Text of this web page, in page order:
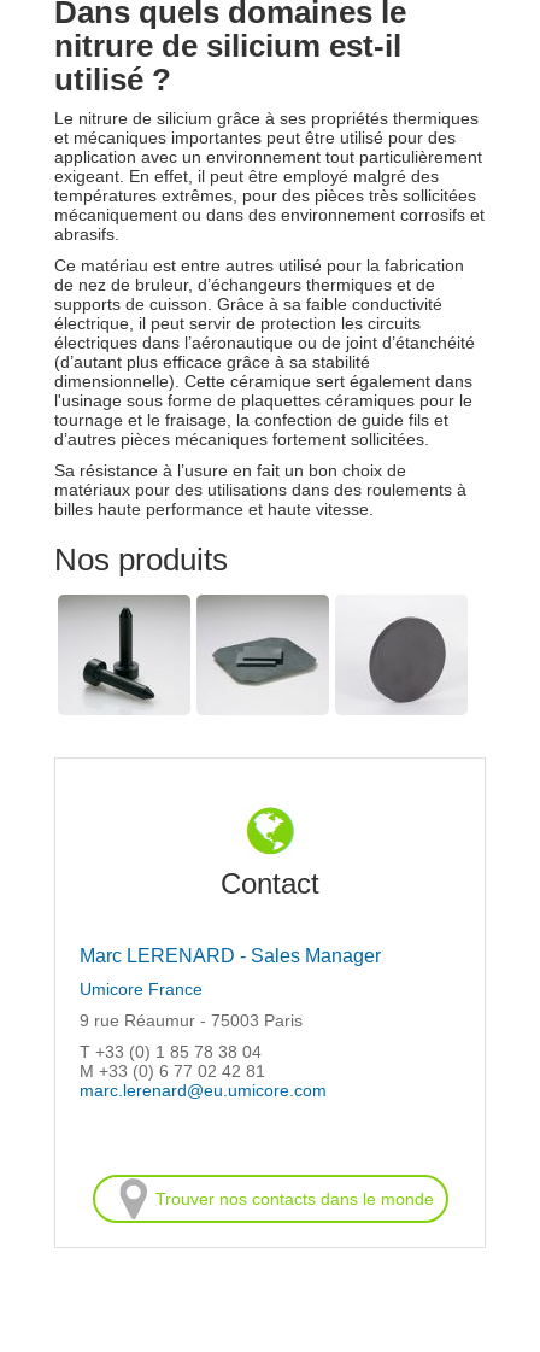
Dans quels domaines le
nitrure de silicium est-il
utilisé ?
Le nitrure de silicium grâce à ses propriétés thermiques
et mécaniques importantes peut être utilisé pour des
application avec un environnement tout particulièrement
exigeant. En effet, il peut être employé malgré des
températures extrêmes, pour des pièces très sollicitées
mécaniquement ou dans des environnement corrosifs et
abrasifs.
Ce matériau est entre autres utilisé pour la fabrication
de nez de bruleur, d’échangeurs thermiques et de
supports de cuisson. Grâce à sa faible conductivité
électrique, il peut servir de protection les circuits
électriques dans l’aéronautique ou de joint d’étanchéité
(d’autant plus efficace grâce à sa stabilité
dimensionnelle). Cette céramique sert également dans
l'usinage sous forme de plaquettes céramiques pour le
tournage et le fraisage, la confection de guide fils et
d’autres pièces mécaniques fortement sollicitées.
Sa résistance à l’usure en fait un bon choix de
matériaux pour des utilisations dans des roulements à
billes haute performance et haute vitesse.
Nos produits
Contact
Marc LERENARD - Sales Manager
Umicore France
9 rue Réaumur - 75003 Paris
T +33 (0) 1 85 78 38 04
M +33 (0) 6 77 02 42 81
marc.lerenard@eu.umicore.com
Trouver nos contacts dans le monde